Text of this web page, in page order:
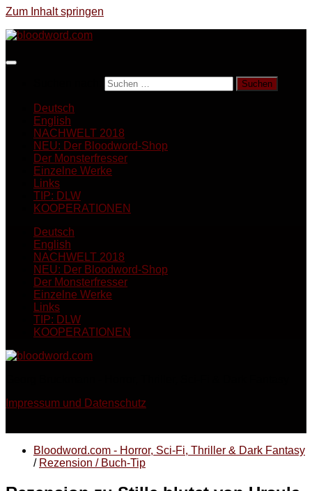
Zum Inhalt springen
Deutsch
English
NACHWELT 2018
NEU: Der Bloodword-Shop
Der Monsterfresser
Einzelne Werke
Links
TIP: DLW
KOOPERATIONEN
Deutsch
English
NACHWELT 2018
NEU: Der Bloodword-Shop
Der Monsterfresser
Einzelne Werke
Links
TIP: DLW
KOOPERATIONEN
Impressum und Datenschutz
Bloodword.com - Horror, Sci-Fi, Thriller & Dark Fantasy
/ Rezension / Buch-Tip